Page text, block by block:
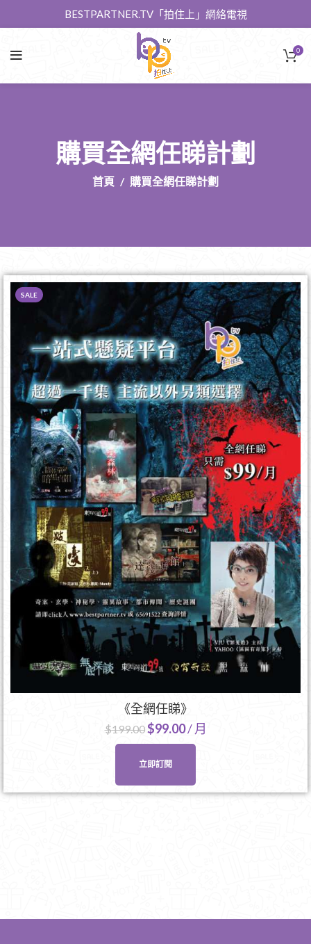
BESTPARTNER.TV「拍住上」網絡電視
0
購買全網任睇計劃
首頁 購買全網任睇計劃
SALE
《全網任睇》
$199.00$99.00/ 月
立即訂閱